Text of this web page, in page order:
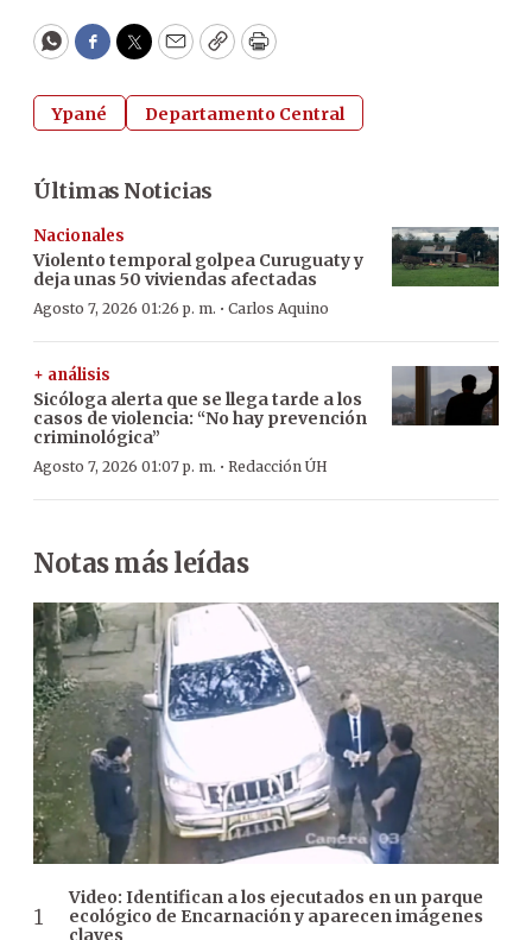
WhatsApp
Facebook
Twitter
EmailCopyPrint
Ypané Departamento Central
Últimas Noticias
Nacionales
Violento temporal golpea Curuguaty y
deja unas 50 viviendas afectadas
Agosto 7, 2026 01:26 p. m. · Carlos Aquino
+ análisis
Sicóloga alerta que se llega tarde a los
casos de violencia: “No hay prevención
criminológica”
Agosto 7, 2026 01:07 p. m. · Redacción ÚH
Notas más leídas
Video: Identifican a los ejecutados en un parque
ecológico de Encarnación y aparecen imágenes
claves